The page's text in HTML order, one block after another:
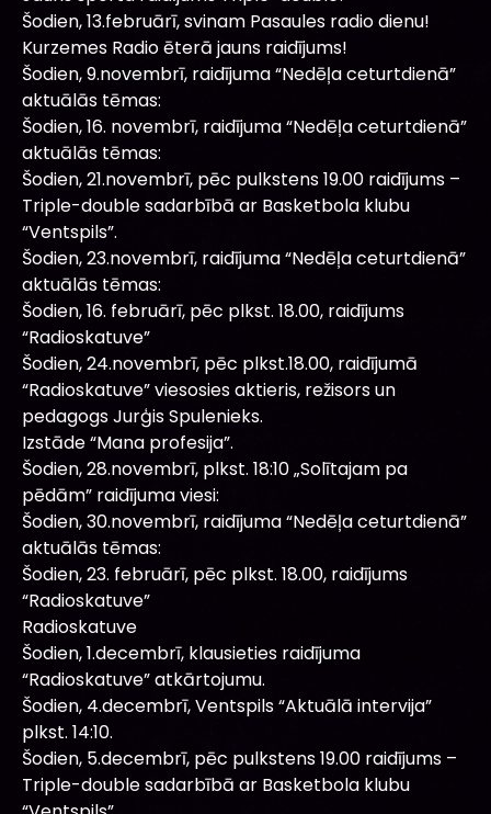
Šodien, 13.februārī, svinam Pasaules radio dienu!
Kurzemes Radio ēterā jauns raidījums!
Šodien, 9.novembrī, raidījuma “Nedēļa ceturtdienā”
aktuālās tēmas:
Šodien, 16. novembrī, raidījuma “Nedēļa ceturtdienā”
aktuālās tēmas:
Šodien, 21.novembrī, pēc pulkstens 19.00 raidījums –
Triple-double sadarbībā ar Basketbola klubu
“Ventspils”.
Šodien, 23.novembrī, raidījuma “Nedēļa ceturtdienā”
aktuālās tēmas:
Šodien, 16. februārī, pēc plkst. 18.00, raidījums
“Radioskatuve”
Šodien, 24.novembrī, pēc plkst.18.00, raidījumā
“Radioskatuve” viesosies aktieris, režisors un
pedagogs Jurģis Spulenieks.
Izstāde “Mana profesija”.
Šodien, 28.novembrī, plkst. 18:10 „Solītajam pa
pēdām” raidījuma viesi:
Šodien, 30.novembrī, raidījuma “Nedēļa ceturtdienā”
aktuālās tēmas:
Šodien, 23. februārī, pēc plkst. 18.00, raidījums
“Radioskatuve”
Radioskatuve
Šodien, 1.decembrī, klausieties raidījuma
“Radioskatuve” atkārtojumu.
Šodien, 4.decembrī, Ventspils “Aktuālā intervija”
plkst. 14:10.
Šodien, 5.decembrī, pēc pulkstens 19.00 raidījums –
Triple-double sadarbībā ar Basketbola klubu